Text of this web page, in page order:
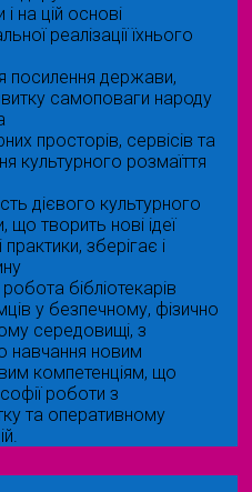
на цій основі
реалізації їхнього
посилення держави,
самоповаги народу
просторів, сервісів та
культурного розмаїття
дієвого культурного
що творить нові ідеї
практики, зберігає і
бібліотекарів
у безпечному, фізично
середовищі, з
навчання новим
компетенціям, що
роботи з
та оперативному